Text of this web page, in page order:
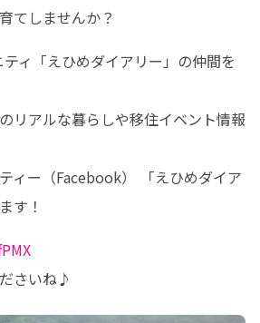
てしませんか？
ィ「えひめダイアリー」の仲間を
リアルな暮らしや移住イベント情報
ィー（Facebook） 「えひめダイア
す！
さいね♪